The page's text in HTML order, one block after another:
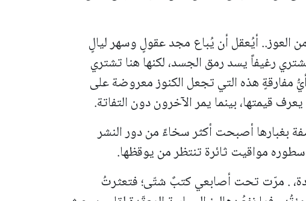
العوز.. أيُعقل أن يُباع مجد عقولٍ وسهر ليالٍ
رغيفاً يسد رمق الجسد، لكنها هنا تشتري
مفارقةٍ هذه التي تجعل الكنوز معروضة على
قيمتها، بينما يمر الآخرون دون التفاتة.
بغبارها أصبحت أكثر سخاءً من دور النشر
مواقيت ثائرة تنتظر من يوقظها.
. مرّت تحت أصابعي كتبٌ شتّى؛ فتعثرتُ